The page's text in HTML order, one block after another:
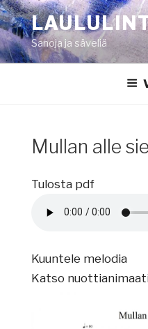
Siirry
sisältöön
Sanoja ja säveliä
Mullan alle
Tulosta pdf
Kuuntele melodia
Katso